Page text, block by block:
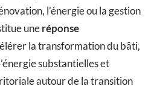
l’énergie ou la gestion
uneréponse
la transformation du bâti,
substantielles et
autour de la transition